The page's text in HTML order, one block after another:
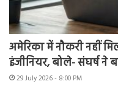
अमेरिका में नौकरी नहीं
इंजीनियर, बोले- संघर्ष ने
29 July 2026 - 8:00 PM